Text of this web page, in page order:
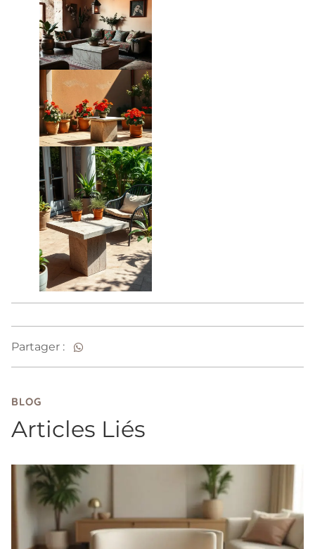
Partager :
BLOG
Articles Liés